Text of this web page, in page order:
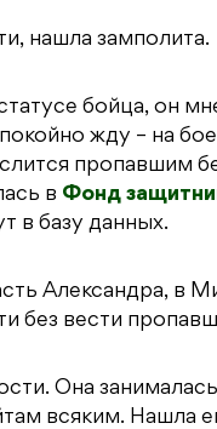
нашла замполита.
бойца, он
жду – на
пропавшим
в Фонд
в базу данных.
Александра, в
без вести
Она
всяким. Нашла